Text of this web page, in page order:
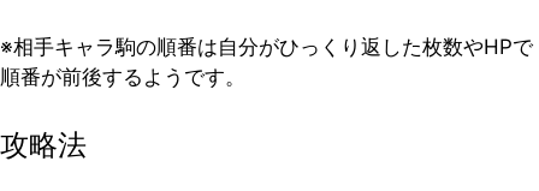
※相手キャラ駒の順番は自分がひっくり返した枚数やHPで
順番が前後するようです。
攻略法